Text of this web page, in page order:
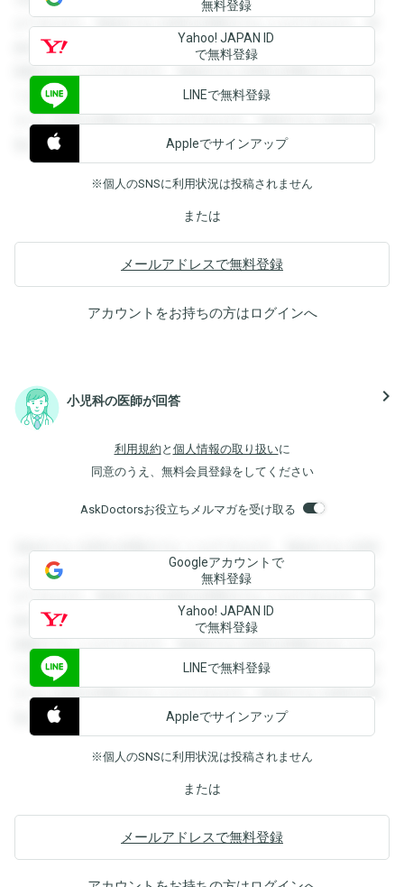
ができます。登録すると回答を閲覧することができます。登
録すると回答を閲覧することができます。登録すると回答を
閲覧することができます。登録すると回答を閲覧することが
できます。登録すると回答を閲覧することができます。登録
すると回答を閲覧することができます。登録すると回答を閲
覧することができます。
無料登録
Yahoo! JAPAN ID
で無料登録
LINEで無料登録
Appleでサインアップ
※個人のSNSに利用状況は投稿されません
または
メールアドレスで無料登録
アカウントをお持ちの方はログインへ
小児科の医師が回答 navigate_next
利用規約 と 個人情報の取り扱いに
同意のうえ、無料会員登録をしてください
AskDoctorsお役立ちメルマガを受け取る
登録すると回答を閲覧することができます。登録すると回答
を閲覧することができます。登録すると回答を閲覧すること
ができます。登録すると回答を閲覧することができます。登
録すると回答を閲覧することができます。登録すると回答を
閲覧することができます。登録すると回答を閲覧することが
できます。登録すると回答を閲覧することができます。登録
すると回答を閲覧することができます。登録すると回答を閲
覧することができます。
Googleアカウントで
無料登録
Yahoo! JAPAN ID
で無料登録
LINEで無料登録
Appleでサインアップ
※個人のSNSに利用状況は投稿されません
または
メールアドレスで無料登録